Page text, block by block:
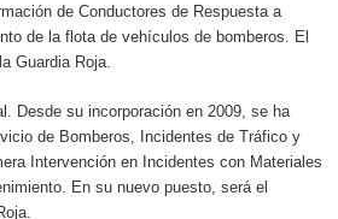
de Conductores de Respuesta a
de la flota de vehículos de bomberos. El
Guardia Roja.
Desde su incorporación en 2009, se ha
de Bomberos, Incidentes de Tráfico y
Intervención en Incidentes con Materiales
En su nuevo puesto, será el